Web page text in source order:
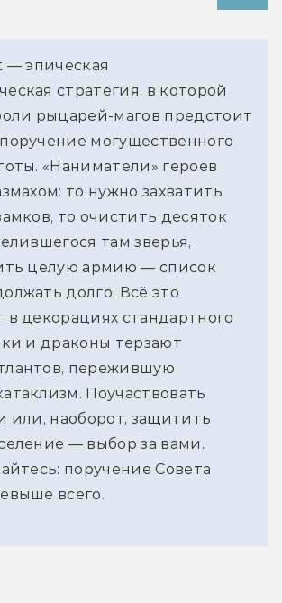
— эпическая
стратегия, в которой
рыцарей-магов предстоит
могущественного
«Наниматели» героев
то нужно захватить
то очистить десяток
там зверья,
целую армию — список
долго. Всё это
в декорациях стандартного
и драконы терзают
пережившую
Поучаствовать
или, наоборот, защитить
— выбор за вами.
поручение Совета
всего.